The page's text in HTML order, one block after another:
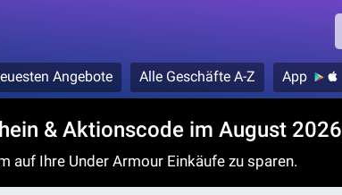
Angebote Alle Geschäfte A-Z App
& Aktionscode im August 2026
auf Ihre Under Armour Einkäufe zu sparen.